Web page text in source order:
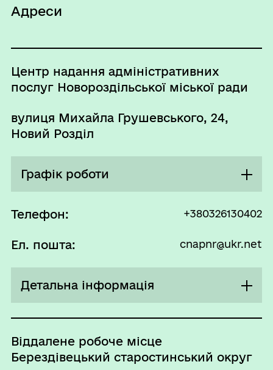
Адреси
Центр надання адміністративних
послуг Новороздільської міської ради
вулиця Михайла Грушевського, 24,
Новий Розділ
Графік роботи
Понеділок 09:00 - 17:00
Четвер 09:00 - 17:00
П`ятниця 09:00 - 16:00
Неділя Вихідний
Телефон: +380326130402
Ел. пошта: cnapnr@ukr.net
Детальна інформація
Контактні телефони ЦНАП:
3-04-17 - паспортні послуги;
3-13-77 - соціальні послуги. ДРАЦС
Віддалене робоче місце
Берездівецький старостинський округ